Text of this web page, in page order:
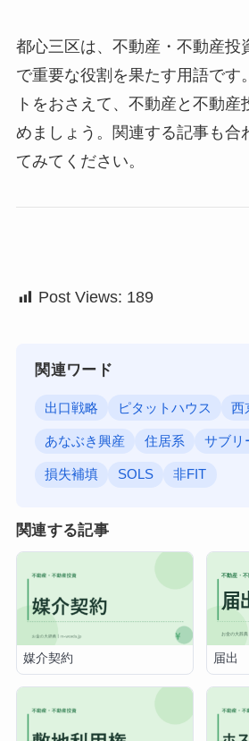
都心三区は、不動産・不動産投
で重要な役割を果たす用語です
トをおさえて、不動産と不動産
めましょう。関連する記事も合
てみてください。
Post Views: 189
関連ワード
出口戦略 ピタットハウス 西
あなぶき興産 住居系 サブリ
損失補填 SOLS 非FIT
関連する記事
媒介契約 届出